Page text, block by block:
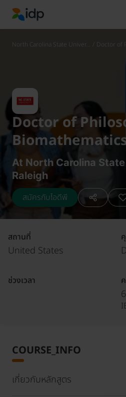
IDP Education
North Carolina State Univer... / Doctor of
Doctor of
At North Carolina
Raleigh
สมัครกับไอดีพี
สถานที่
United States
ช่วงเวลา
COURSE_INFO
เกี่ยวกับหลักสูตร